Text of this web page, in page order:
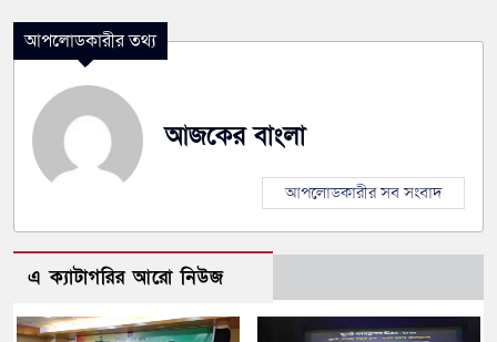
আপলোডকারীর তথ্য
আজকের বাংলা
আপলোডকারীর সব সংবাদ
এ ক্যাটাগরির আরো নিউজ